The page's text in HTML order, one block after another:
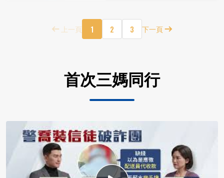
上一頁 1 2 3 下一頁
首次三媽同行